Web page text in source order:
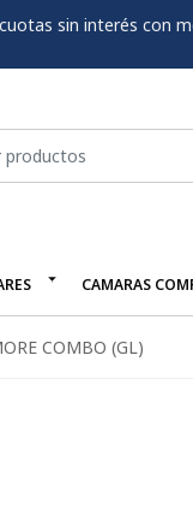
sin interés con
CAMARAS
COMBO (GL)